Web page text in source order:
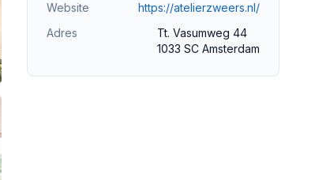
Website
https://atelierzweers.nl/
Adres
Tt. Vasumweg 44
1033 SC Amsterdam